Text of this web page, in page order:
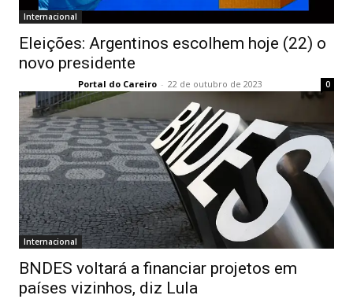
Internacional
Eleições: Argentinos escolhem hoje (22) o
novo presidente
Portal do Careiro - 22 de outubro de 2023 0
Internacional
BNDES voltará a financiar projetos em
países vizinhos, diz Lula